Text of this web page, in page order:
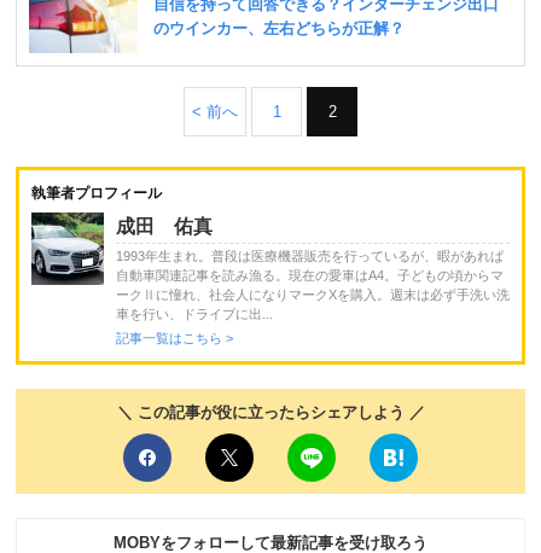
< 前へ 1 2
執筆者プロフィール
成田 佑真
1993年生まれ。普段は医療機器販売を行っているが、暇があれば
自動車関連記事を読み漁る。現在の愛車はA4。子どもの頃からマ
ークⅡに憧れ、社会人になりマークXを購入。週末は必ず手洗い洗
車を行い、ドライブに出...
記事一覧はこちら >
＼ この記事が役に立ったらシェアしよう ／
MOBYをフォローして最新記事を受け取ろう